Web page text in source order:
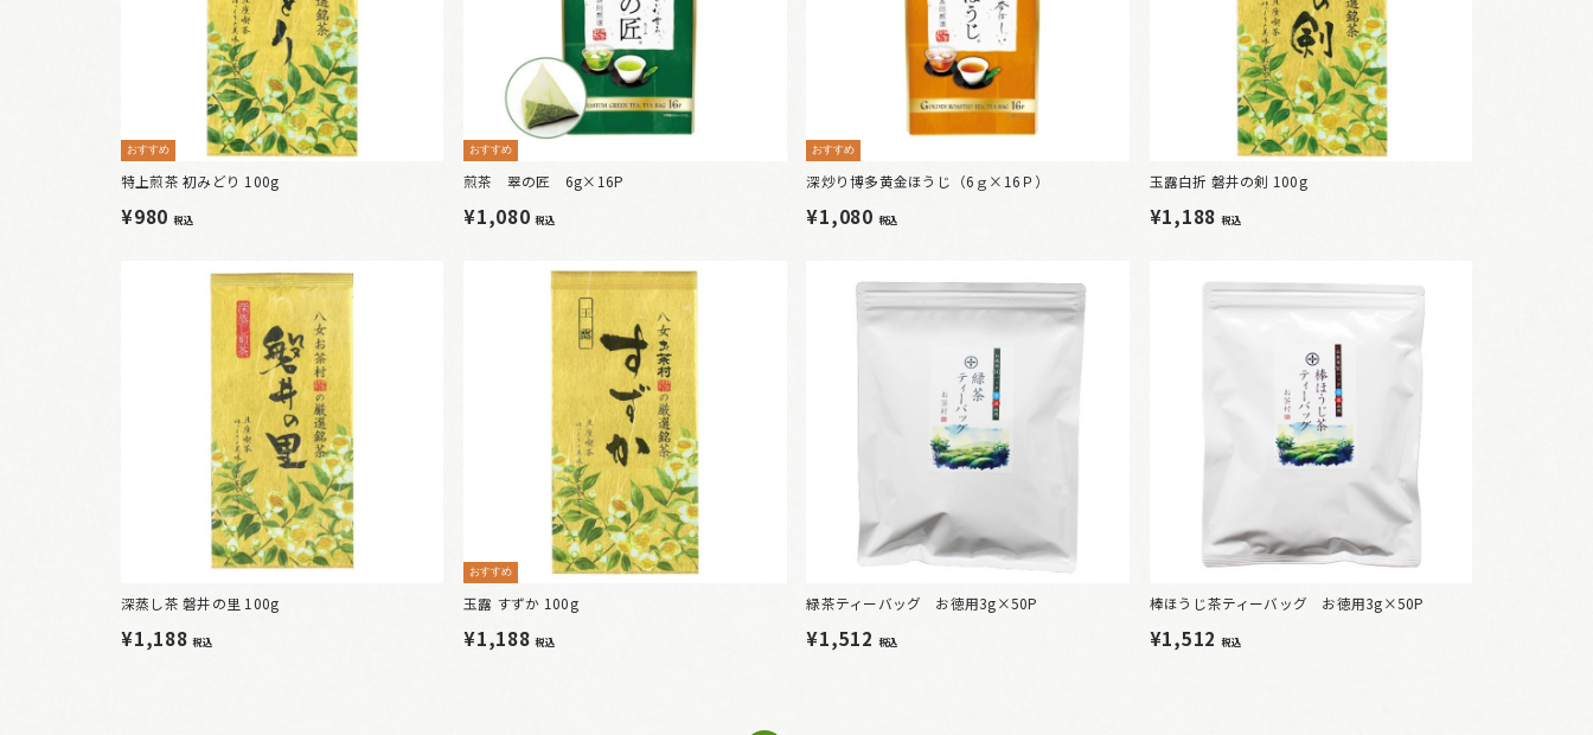
おすすめ
特上煎茶 初みどり 100g
¥980 税込
おすすめ
煎茶 翠の匠 6g×16P
¥1,080税込
おすすめ
深炒り博多黄金ほうじ（6ｇ×16Ｐ）
¥1,080 税込
玉露白折 磐井の剣 100g
¥1,188 税込
深蒸し茶 磐井の里 100g
¥1,188税込
おすすめ
玉露 すずか 100g
¥1,188税込
緑茶ティーバッグ お徳用3g×50P
¥1,512 税込
棒ほうじ茶ティーバッグ お徳用3g×50P
¥1,512 税込